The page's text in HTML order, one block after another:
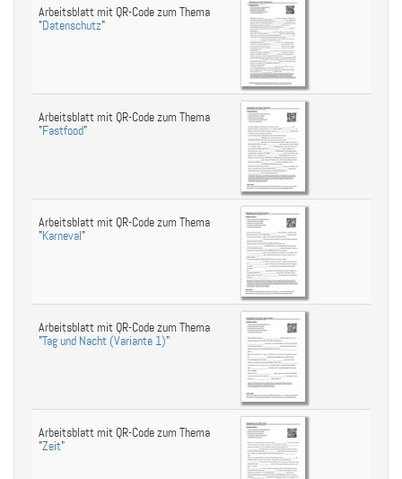
Arbeitsblatt mit QR-Code zum Thema
"Datenschutz"
Arbeitsblatt mit QR-Code zum Thema
"Fastfood"
Arbeitsblatt mit QR-Code zum Thema
"Karneval"
Arbeitsblatt mit QR-Code zum Thema
"Tag und Nacht (Variante 1)"
Arbeitsblatt mit QR-Code zum Thema
"Zeit"